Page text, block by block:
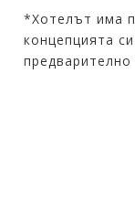
*Хотелът има
концепцията